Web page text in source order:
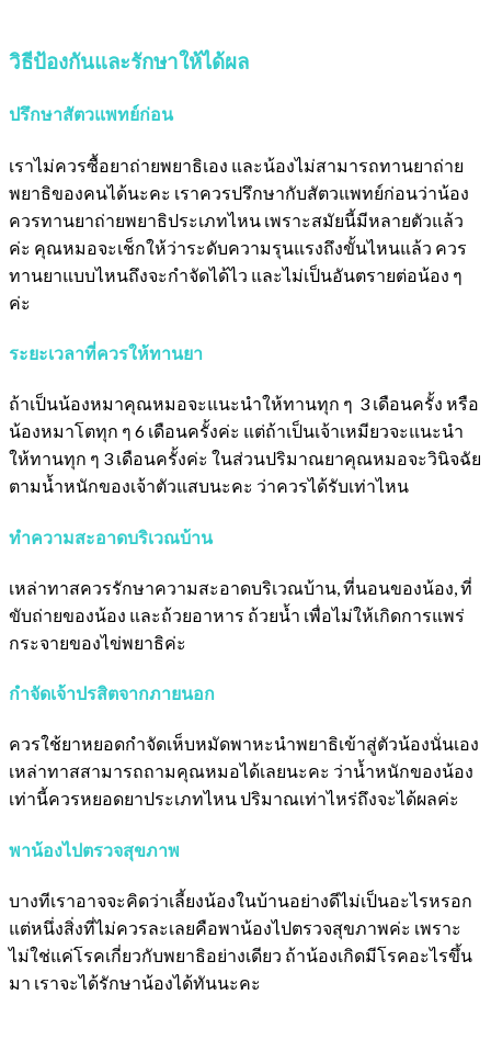
วิธีป้องกันและรักษาให้ได้ผล
ปรึกษาสัตวแพทย์ก่อน
เราไม่ควรซื้อยาถ่ายพยาธิเอง และน้องไม่สามารถทานยาถ่าย
พยาธิของคนได้นะคะ เราควรปรึกษากับสัตวแพทย์ก่อนว่าน้อง
ควรทานยาถ่ายพยาธิประเภทไหน เพราะสมัยนี้มีหลายตัวแล้ว
ค่ะ คุณหมอจะเช็กให้ว่าระดับความรุนแรงถึงขั้นไหนแล้ว ควร
ทานยาแบบไหนถึงจะกำจัดได้ไว และไม่เป็นอันตรายต่อน้อง ๆ
ค่ะ
ระยะเวลาที่ควรให้ทานยา
ถ้าเป็นน้องหมาคุณหมอจะแนะนำให้ทานทุก ๆ 3 เดือนครั้ง หรือ
น้องหมาโตทุก ๆ 6 เดือนครั้งค่ะ แต่ถ้าเป็นเจ้าเหมียวจะแนะนำ
ให้ทานทุก ๆ 3 เดือนครั้งค่ะ ในส่วนปริมาณยาคุณหมอจะวินิจฉัย
ตามน้ำหนักของเจ้าตัวแสบนะคะ ว่าควรได้รับเท่าไหน
ทำความสะอาดบริเวณบ้าน
เหล่าทาสควรรักษาความสะอาดบริเวณบ้าน, ที่นอนของน้อง, ที่
ขับถ่ายของน้อง และถ้วยอาหาร ถ้วยน้ำ เพื่อไม่ให้เกิดการแพร่
กระจายของไข่พยาธิค่ะ
กำจัดเจ้าปรสิตจากภายนอก
ควรใช้ยาหยอดกำจัดเห็บหมัดพาหะนำพยาธิเข้าสู่ตัวน้องนั่นเอง
เหล่าทาสสามารถถามคุณหมอได้เลยนะคะ ว่าน้ำหนักของน้อง
เท่านี้ควรหยอดยาประเภทไหน ปริมาณเท่าไหร่ถึงจะได้ผลค่ะ
พาน้องไปตรวจสุขภาพ
บางทีเราอาจจะคิดว่าเลี้ยงน้องในบ้านอย่างดีไม่เป็นอะไรหรอก
แต่หนึ่งสิ่งที่ไม่ควรละเลยคือพาน้องไปตรวจสุขภาพค่ะ เพราะ
ไม่ใช่แค่โรคเกี่ยวกับพยาธิอย่างเดียว ถ้าน้องเกิดมีโรคอะไรขึ้น
มา เราจะได้รักษาน้องได้ทันนะคะ